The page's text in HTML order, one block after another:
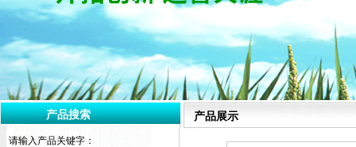
产品搜索
请输入产品关键字：
产品展示